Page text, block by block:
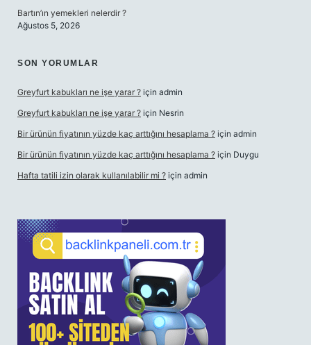
Bartın’ın yemekleri nelerdir ?
Ağustos 5, 2026
SON YORUMLAR
Greyfurt kabukları ne işe yarar ? için admin
Greyfurt kabukları ne işe yarar ? için Nesrin
Bir ürünün fiyatının yüzde kaç arttığını hesaplama ? için admin
Bir ürünün fiyatının yüzde kaç arttığını hesaplama ? için Duygu
Hafta tatili izin olarak kullanılabilir mi ? için admin